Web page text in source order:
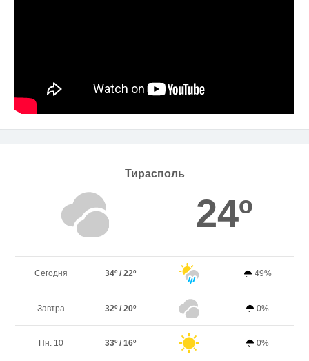
Тирасполь
24º
Сегодня 34º / 22º 49%
Завтра 32º / 20º 0%
Пн. 10 33º / 16º 0%